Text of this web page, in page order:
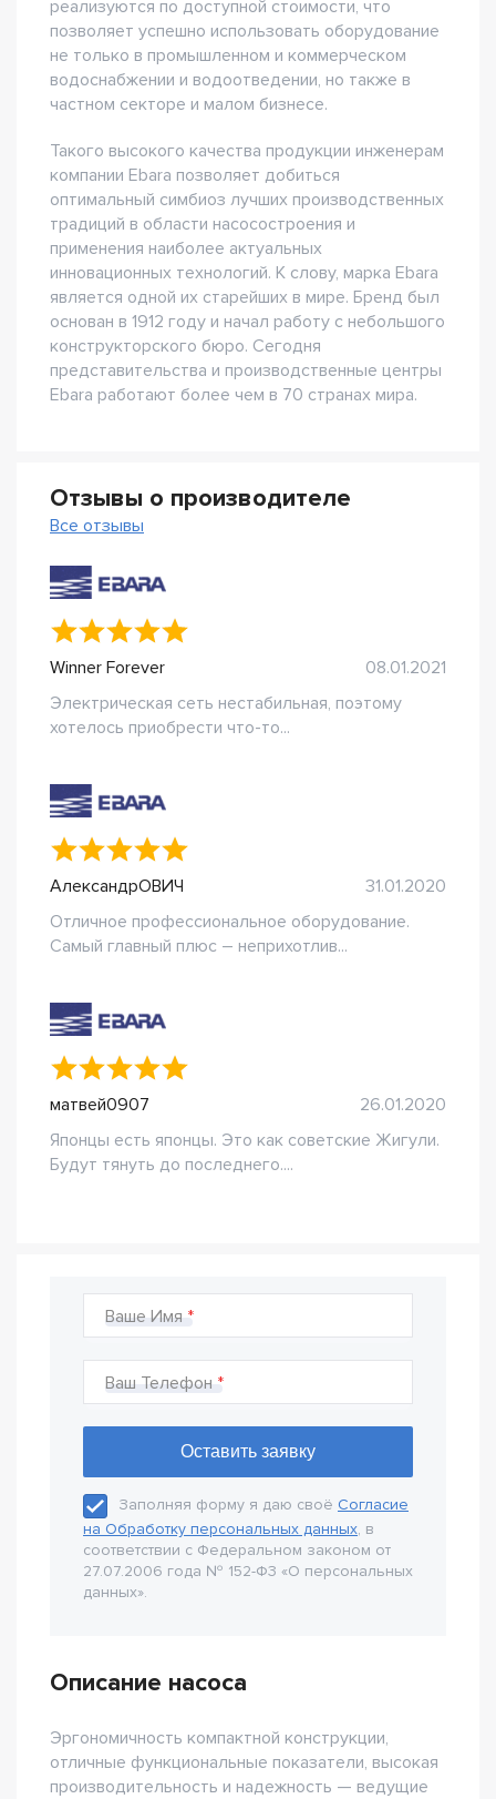
реализуются по доступной стоимости, что
позволяет успешно использовать оборудование
не только в промышленном и коммерческом
водоснабжении и водоотведении, но также в
частном секторе и малом бизнесе.
Такого высокого качества продукции инженерам
компании Ebara позволяет добиться
оптимальный симбиоз лучших производственных
традиций в области насосостроения и
применения наиболее актуальных
инновационных технологий. К слову, марка Ebara
является одной их старейших в мире. Бренд был
основан в 1912 году и начал работу с небольшого
конструкторского бюро. Сегодня
представительства и производственные центры
Ebara работают более чем в 70 странах мира.
Отзывы о производителе
Все отзывы
Winner Forever
08.01.2021
Электрическая сеть нестабильная, поэтому
хотелось приобрести что-то...
АлександрОВИЧ
31.01.2020
Отличное профессиональное оборудование.
Самый главный плюс – неприхотлив...
матвей0907
26.01.2020
Японцы есть японцы. Это как советские Жигули.
Будут тянуть до последнего....
Ваше Имя
Ваш Телефон
Заполняя форму я даю своё Согласие
на Обработку персональных данных, в
соответствии с Федеральном законом от
27.07.2006 года № 152-Ф3 «О персональных
данных».
Описание насоса
Эргономичность компактной конструкции,
отличные функциональные показатели, высокая
производительность и надежность — ведущие